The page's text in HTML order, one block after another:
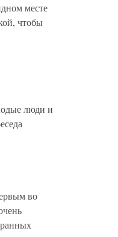
месте
чтобы
люди и
во